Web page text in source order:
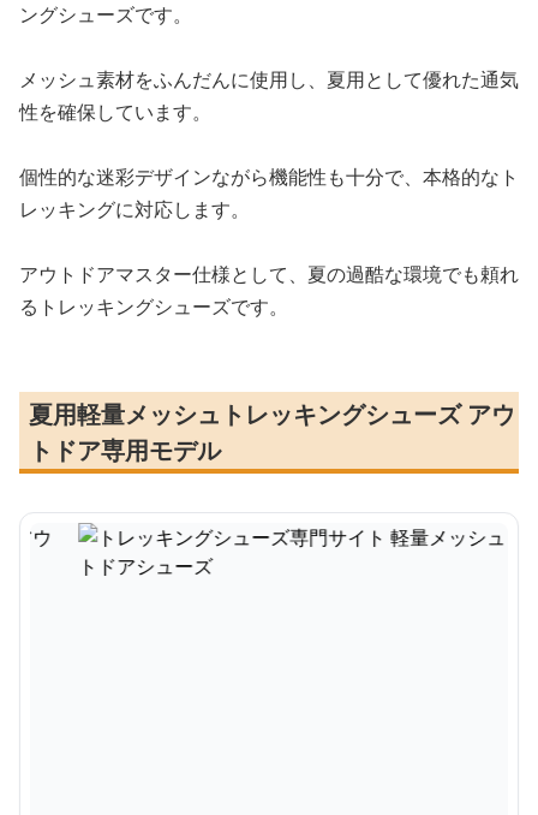
ングシューズです。
メッシュ素材をふんだんに使用し、夏用として優れた通気
性を確保しています。
個性的な迷彩デザインながら機能性も十分で、本格的なト
レッキングに対応します。
アウトドアマスター仕様として、夏の過酷な環境でも頼れ
るトレッキングシューズです。
夏用軽量メッシュトレッキングシューズ アウ
トドア専用モデル